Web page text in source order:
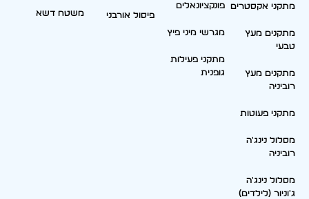
מתקני אקסטרים
מתקנים מעץ
טבעי
מתקנים מעץ
רוביניה
מתקני פעוטות
מסלול נינג'ה
רוביניה
מסלול נינג'ה
ג'וניור (לילדים)
פונקציונאלים
מגרשי מיני פיץ
מתקני פעילות
גופנית
פיסול אורבני משטח דשא